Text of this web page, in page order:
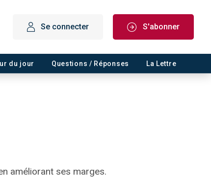
Se connecter S'abonner
du jour Questions / Réponses La Lettre
améliorant ses marges.